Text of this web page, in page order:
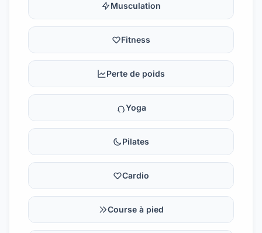
Musculation
Fitness
Perte de poids
Yoga
Pilates
Cardio
Course à pied